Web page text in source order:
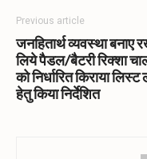
Previous article
जनहितार्थ व्यवस्था बनाए
लिये पैडल/बैटरी रिक्शा
को निर्धारित किराया लिस्ट
हेतु किया निर्देशित